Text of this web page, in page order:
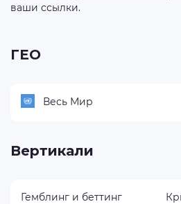
ваши ссылки.
ГЕО
Весь Мир
Вертикали
Гемблинг и беттинг